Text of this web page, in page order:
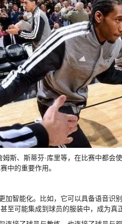
斯、斯蒂芬·库里等，在比赛中都会
中的重要作用。
加智能化。比如，它可以具备语音识
至可能集成到球员的服装中，成为真